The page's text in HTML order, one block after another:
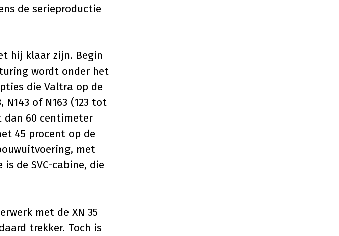
de serieproductie
hij klaar zijn. Begin
wordt onder het
die Valtra op de
of N163 (123 tot
dan 60 centimeter
45 procent op de
met
is de SVC-cabine, die
met de XN 35
trekker. Toch is